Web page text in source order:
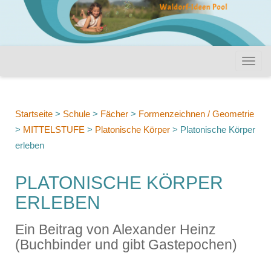
Startseite > Schule > Fächer > Formenzeichnen / Geometrie
> MITTELSTUFE > Platonische Körper > Platonische Körper
erleben
PLATONISCHE KÖRPER
ERLEBEN
Ein Beitrag von Alexander Heinz
(Buchbinder und gibt Gastepochen)